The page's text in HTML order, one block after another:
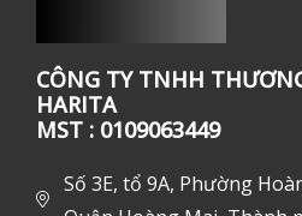
CÔNG TY TNHH
HARITA
MST : 0109063449
Số 3E, tổ 9A, Phường